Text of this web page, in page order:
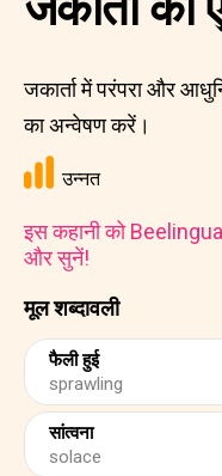
मूल शब्दावली
फैली हुई
sprawling
सांत्वना
solace
जकार्ता में परंपरा और
का अन्वेषण करें।
उन्नत
इस कहानी को
और सुनें!